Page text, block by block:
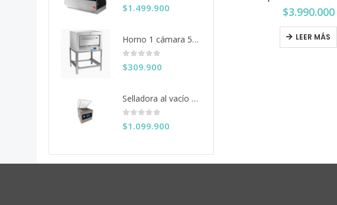
$3.990.000
LEER MÁS
0
$1.499.900
Horno 1 cámara 50x50 Ventus
0
$309.900
Selladora al vacío 40 cms. KDZ-400/2F
0
$1.099.900